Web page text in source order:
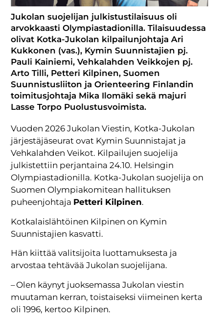
Jukolan suojelijan julkistustilaisuus oli
arvokkaasti Olympiastadionilla. Tilaisuudessa
olivat Kotka-Jukolan kilpailunjohtaja Ari
Kukkonen (vas.), Kymin Suunnistajien pj.
Pauli Kainiemi, Vehkalahden Veikkojen pj.
Arto Tilli, Petteri Kilpinen, Suomen
Suunnistusliiton ja Orienteering Finlandin
toimitusjohtaja Mika Ilomäki sekä majuri
Lasse Torpo Puolustusvoimista.
Vuoden 2026 Jukolan Viestin, Kotka-Jukolan
järjestäjäseurat ovat Kymin Suunnistajat ja
Vehkalahden Veikot. Kilpailujen suojelija
julkistettiin perjantaina 24.10. Helsingin
Olympiastadionilla. Kotka-Jukolan suojelija on
Suomen Olympiakomitean hallituksen
puheenjohtaja Petteri Kilpinen.
Kotkalaislähtöinen Kilpinen on Kymin
Suunnistajien kasvatti.
Hän kiittää valitsijoita luottamuksesta ja
arvostaa tehtävää Jukolan suojelijana.
– Olen käynyt juoksemassa Jukolan viestin
muutaman kerran, toistaiseksi viimeinen kerta
oli 1996, kertoo Kilpinen.